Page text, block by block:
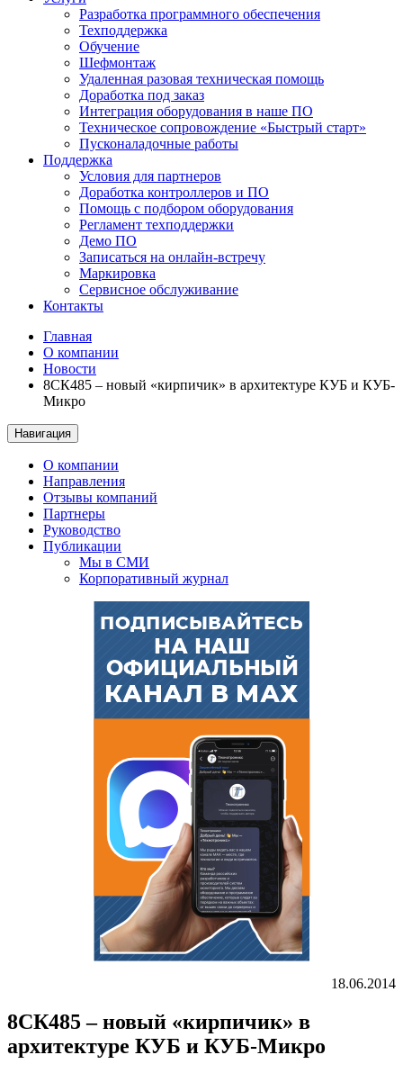
Разработка программного обеспечения
Техподдержка
Обучение
Шефмонтаж
Удаленная разовая техническая помощь
Доработка под заказ
Интеграция оборудования в наше ПО
Техническое сопровождение «Быстрый старт»
Пусконаладочные работы
Поддержка
Условия для партнеров
Доработка контроллеров и ПО
Помощь с подбором оборудования
Регламент техподдержки
Демо ПО
Записаться на онлайн-встречу
Маркировка
Сервисное обслуживание
Контакты
Главная
О компании
Новости
8СК485 – новый «кирпичик» в архитектуре КУБ и КУБ-
Микро
Навигация
О компании
Направления
Отзывы компаний
Партнеры
Руководство
Публикации
Мы в СМИ
Корпоративный журнал
18.06.2014
8СК485 – новый «кирпичик» в
архитектуре КУБ и КУБ-Микро